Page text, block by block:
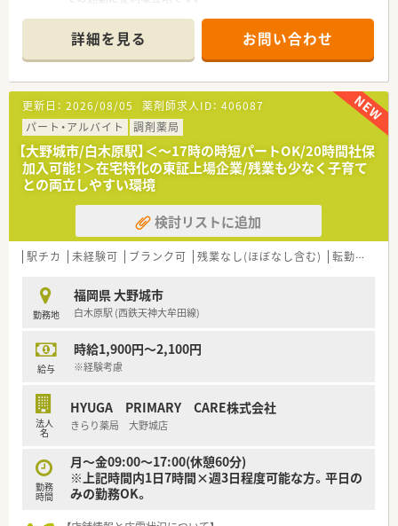
処方箋を中心に対応しています。
■薬剤師は正社員2名とパート3名、事務員8名という充実した人
員体制で業務を行っています。
【募集背景と求める人物像について】
■今後の体制強化を見据えた増員募集のため、意欲のある新しい
仲間を心から歓迎いたします。
■在宅医療に積極的に挑戦したいという意欲と、新しいことにも
前向きな姿勢をお持ちの方を求めています。
■患者様のご自宅へ訪問するため、普通自動車運転免許をお持ち
で、実際に運転が可能なことが必須です。
【法人特徴について】
■福岡県を拠点として、関東エリアにも進出し、現在45店舗の調
剤薬局を展開している企業です。
長を続けているのが特徴です。
■2021年12月には東証グロース市場へ上場しており、安定した
経営基盤のもとで働けます。
【職場環境と雰囲気】
■調剤室は広く設計されており、さらに会議室や研修室も完備さ
て在宅医療に取り組んでいます。
■入社後は先輩がマンツーマンで指導するブラザーシスター制
詳細を見る お問い合わせ
更新日： 2026/08/05 薬剤師求人ID： 406087
パート・アルバイト
調剤薬局
【大野城市/白木原駅】＜～17時の時短パートOK/20時間社保
加入可能！＞在宅特化の東証上場企業/残業も少なく子育て
との両立しやすい環境
検討リストに追加
駅チカ 未経験可 ブランク可 残業なし(ほぼなし含む) 転勤なし
勤務地
福岡県 大野城市
白木原駅 (西鉄天神大牟田線)
給与
時給1,900円～2,100円
※経験考慮
法人
名
HYUGA PRIMARY CARE株式会社
きらり薬局 大野城店
勤務
時間
月～金09:00～17:00(休憩60分)
※上記時間内1日7時間×週3日程度可能な方。平日の
みの勤務OK。